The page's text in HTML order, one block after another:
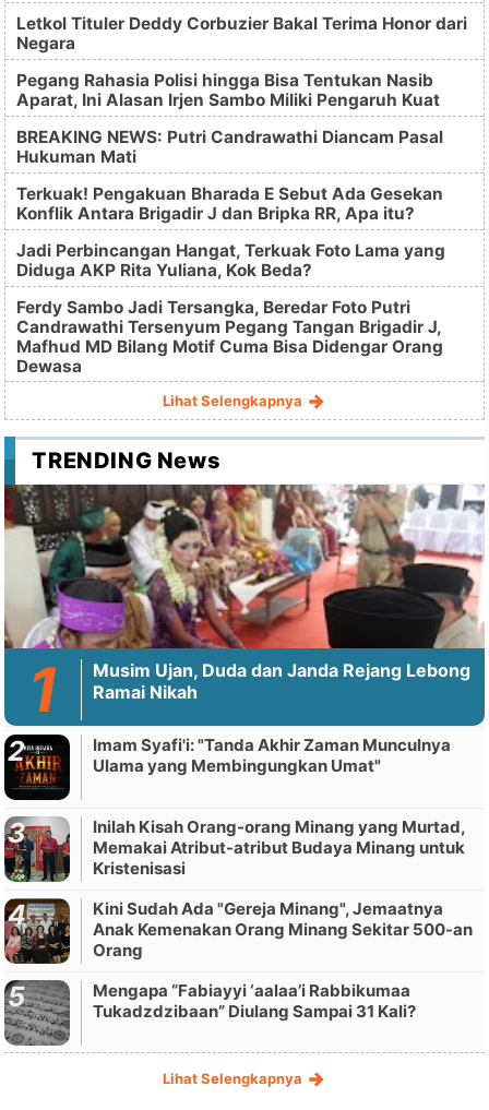
Letkol Tituler Deddy Corbuzier Bakal Terima Honor dari
Negara
Pegang Rahasia Polisi hingga Bisa Tentukan Nasib
Aparat, Ini Alasan Irjen Sambo Miliki Pengaruh Kuat
BREAKING NEWS: Putri Candrawathi Diancam Pasal
Hukuman Mati
Terkuak! Pengakuan Bharada E Sebut Ada Gesekan
Konflik Antara Brigadir J dan Bripka RR, Apa itu?
Jadi Perbincangan Hangat, Terkuak Foto Lama yang
Diduga AKP Rita Yuliana, Kok Beda?
Ferdy Sambo Jadi Tersangka, Beredar Foto Putri
Candrawathi Tersenyum Pegang Tangan Brigadir J,
Mafhud MD Bilang Motif Cuma Bisa Didengar Orang
Dewasa
Lihat Selengkapnya
TRENDING News
Musim Ujan, Duda dan Janda Rejang Lebong
Ramai Nikah
Imam Syafi'i: "Tanda Akhir Zaman Munculnya
Ulama yang Membingungkan Umat"
Inilah Kisah Orang-orang Minang yang Murtad,
Memakai Atribut-atribut Budaya Minang untuk
Kristenisasi
Kini Sudah Ada "Gereja Minang", Jemaatnya
Anak Kemenakan Orang Minang Sekitar 500-an
Orang
Mengapa “Fabiayyi ‘aalaa’i Rabbikumaa
Tukadzdzibaan” Diulang Sampai 31 Kali?
Lihat Selengkapnya